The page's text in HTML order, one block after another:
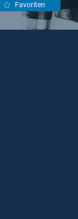
Favoriten